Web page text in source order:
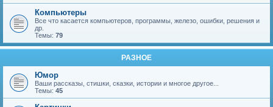
Компьютеры
Все что касается компьютеров, программы, железо, ошибки, решения и
др.
Темы: 79
РАЗНОЕ
Юмор
Ваши рассказы, стишки, сказки, истории и многое другое...
Темы: 45